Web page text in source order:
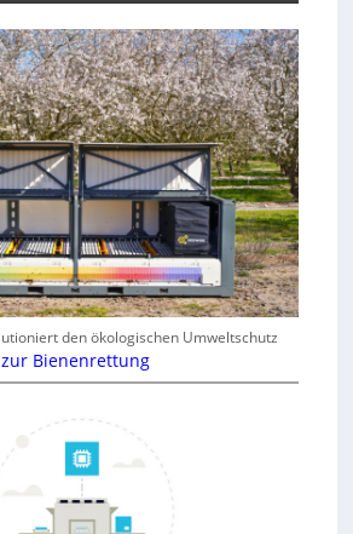
den ökologischen Umweltschutz
Bienenrettung